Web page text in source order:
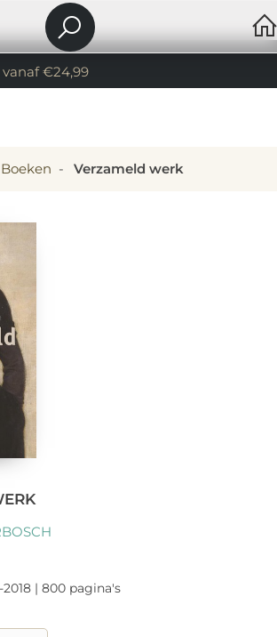
€24,99
Boeken - Verzameld werk
| 800 pagina's